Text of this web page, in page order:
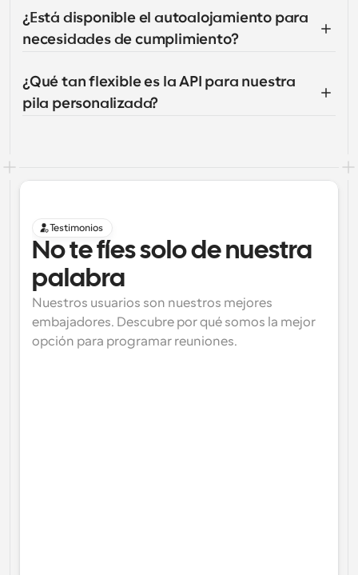
¿Está disponible el autoalojamiento para
necesidades de cumplimiento?
¿Qué tan flexible es la API para nuestra
pila personalizada?
Testimonios
No te fíes solo de nuestra
palabra
Nuestros usuarios son nuestros mejores
embajadores. Descubre por qué somos la mejor
opción para programar reuniones.